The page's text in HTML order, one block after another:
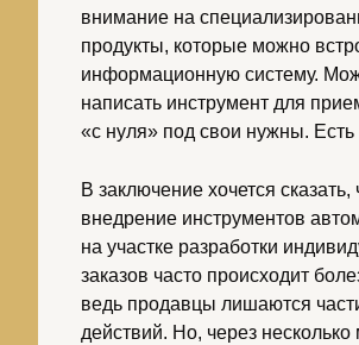
внимание на
продукты, которые можно
информационную систему.
написать инструмент для
«с нуля» под свои нужны.
В заключение хочется сказать,
внедрение инструментов
на участке разработки
заказов часто происходит
ведь продавцы лишаются
действий. Но, через несколько